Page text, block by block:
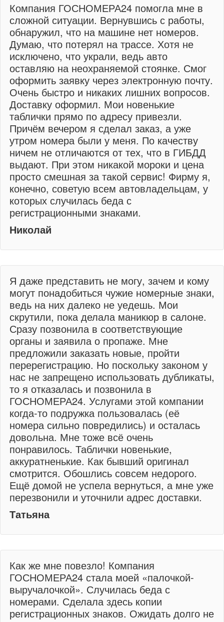
Компания ГОСНОМЕРА24 помогла мне в
сложной ситуации. Вернувшись с работы,
обнаружил, что на машине нет номеров.
Думаю, что потерял на трассе. Хотя не
исключено, что украли, ведь авто
оставляю на неохраняемой стоянке. Смог
оформить заявку через электронную почту.
Очень быстро и никаких лишних вопросов.
Доставку оформил. Мои новенькие
таблички прямо по адресу привезли.
Причём вечером я сделал заказ, а уже
утром номера были у меня. По качеству
ничем не отличаются от тех, что в ГИБДД
выдают. При этом никакой мороки и цена
просто смешная за такой сервис! Фирму я,
конечно, советую всем автовладельцам, у
которых случилась беда с
регистрационными знаками.
Николай
Я даже представить не могу, зачем и кому
могут понадобиться чужие номерные знаки,
ведь на них далеко не уедешь. Мои
скрутили, пока делала маникюр в салоне.
Сразу позвонила в соответствующие
органы и заявила о пропаже. Мне
предложили заказать новые, пройти
перерегистрацию. Но поскольку законом у
нас не запрещено использовать дубликаты,
то я отказалась и позвонила в
ГОСНОМЕРА24. Услугами этой компании
когда-то подружка пользовалась (её
номера сильно повредились) и осталась
довольна. Мне тоже всё очень
понравилось. Таблички новенькие,
аккуратненькие. Как бывший оригинал
смотрится. Обошлись совсем недорого.
Ещё домой не успела вернуться, а мне уже
перезвонили и уточнили адрес доставки.
Татьяна
Как же мне повезло! Компания
ГОСНОМЕРА24 стала моей «палочкой-
выручалочкой». Случилась беда с
номерами. Сделала здесь копии
регистрационных знаков. Ожидать долго не